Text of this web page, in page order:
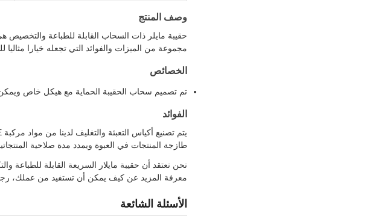
وصف المنتج
حقيبة مايلر ذات السحاب القابلة للطباعة والتخصيص
مجموعة من الميزات والفوائد التي تجعله خيارا
الخصائص
تم تصميم سحاب الحقيبة الحماية مع هيكل خاص
الفوائد
طازجة المنتجات في العبوة ويمدد مدة صلاحية
نحن نعتقد أن حقيبة مايلار السريعة القابلة للطباعة
معرفة المزيد عن كيف يمكن أن تستفيد من عملك، رجاءً
الأسئلة الشائعة